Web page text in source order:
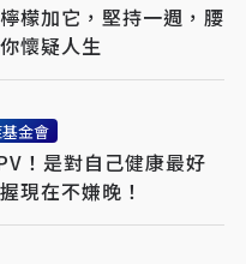
檬加它，堅持一週，腰
懷疑人生
金會
！是對自己健康最好
現在不嫌晚！